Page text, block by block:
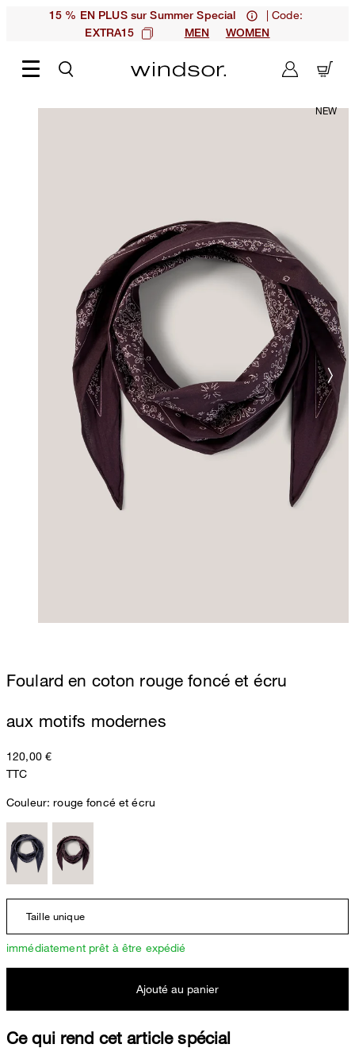
15 % EN PLUS sur Summer Special | Code:
EXTRA15 MEN WOMEN
Foulard en coton rouge foncé et écru
aux motifs modernes
120,00 €
TTC
Couleur:rouge foncé et écru
Taille unique
immédiatement prêt à être expédié
Ajouté au panier
Ce qui rend cet article spécial